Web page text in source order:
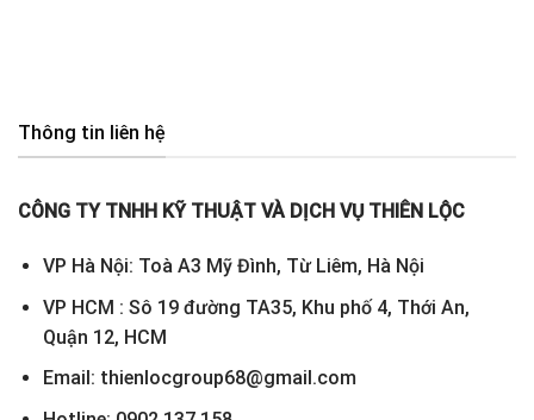
Thông tin liên hệ
CÔNG TY TNHH KỸ THUẬT VÀ DỊCH VỤ THIÊN LỘC
VP Hà Nội: Toà A3 Mỹ Đình, Từ Liêm, Hà Nội
VP HCM : Sô 19 đường TA35, Khu phố 4, Thới An,
Quận 12, HCM
Email: thienlocgroup68@gmail.com